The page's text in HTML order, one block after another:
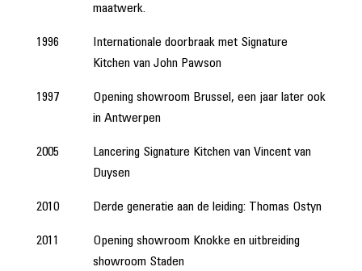
maatwerk.
1996
Internationale doorbraak met Signature
Kitchen van John Pawson
1997
Opening showroom Brussel, een jaar later ook
in Antwerpen
2005
Lancering Signature Kitchen van Vincent van
Duysen
2010 Derde generatie aan de leiding: Thomas Ostyn
2011
Opening showroom Knokke en uitbreiding
showroom Staden